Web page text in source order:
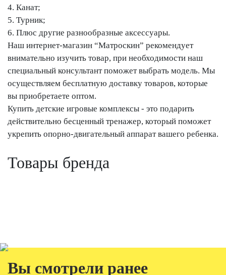
4. Канат;
5. Турник;
6. Плюс другие разнообразные аксессуары.
Наш интернет-магазин “Матроскин” рекомендует
внимательно изучить товар, при необходимости наш
специальный консультант поможет выбрать модель. Мы
осуществляем бесплатную доставку товаров, которые
вы приобретаете оптом.
Купить детские игровые комплексы - это подарить
действительно бесценный тренажер, который поможет
укрепить опорно-двигательный аппарат вашего ребенка.
Товары бренда
Вы смотрели ранее